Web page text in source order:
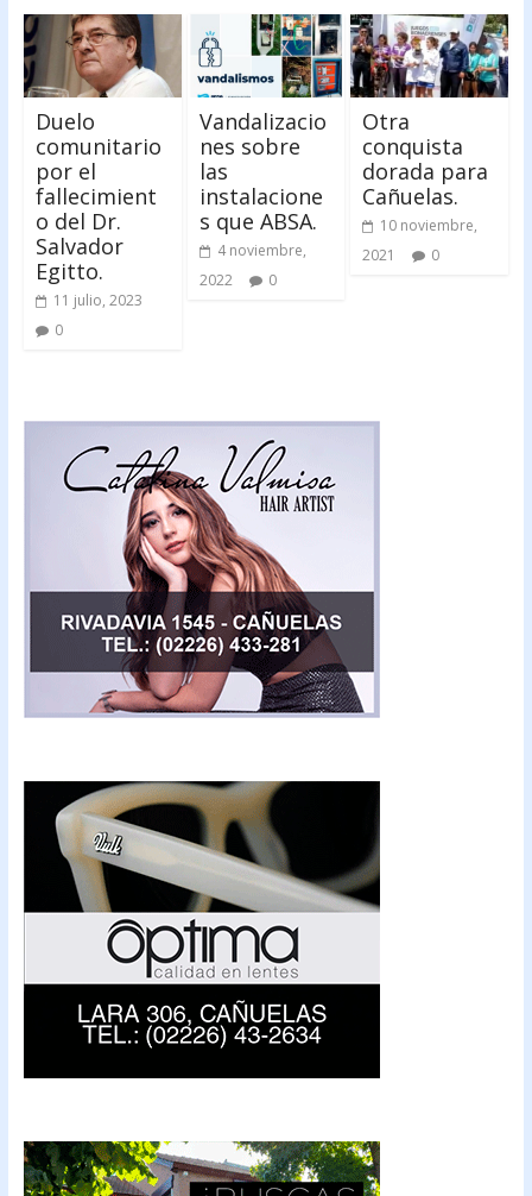
Duelo
comunitario
por el
fallecimient
o del Dr.
Salvador
Egitto.
11 julio, 2023
0
Vandalizacio
nes sobre
las
instalacione
s que ABSA.
4 noviembre,
2022
0
Otra
conquista
dorada para
Cañuelas.
10 noviembre,
2021
0